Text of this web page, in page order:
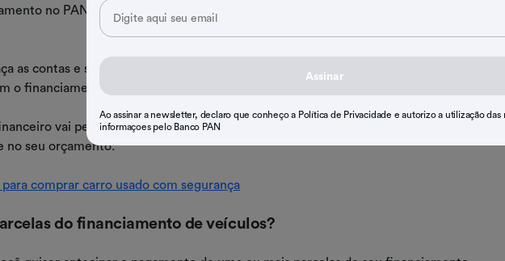
no PAN pode ser dividido em até 60 vezes, a depender das condições de
as contas e se planeje para saber qual o valor que consegue pagar e por quanto
o financiamento. Assim, fica mais fácil decidir diante das opções.
vai permitir que você feche o negócio com mais tranquilidade e escolha
no seu orçamento.
para comprar carro usado com segurança
do financiamento de veículos?
Assinar
Ao assinar a newsletter, declaro que conheço a Política de Privacidade e autorizo a utilização das
informaçoes pelo Banco PAN